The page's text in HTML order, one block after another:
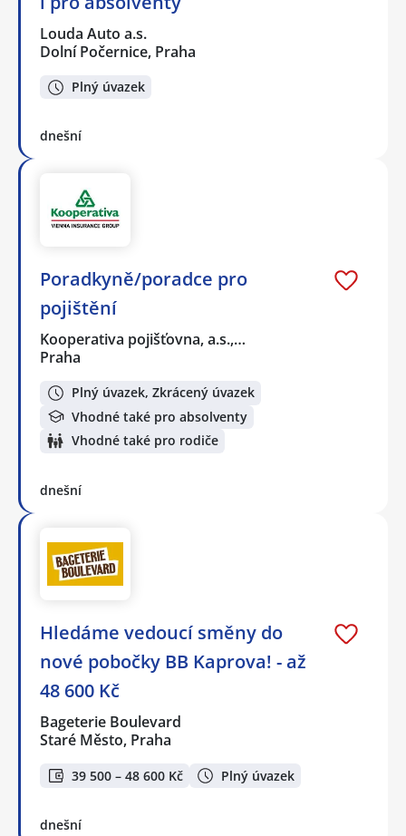
Louda Auto a.s.
Dolní Počernice, Praha
Plný úvazek
dnešní
Poradkyně/poradce pro
pojištění
Kooperativa pojišťovna, a.s.,…
Praha
Plný úvazek, Zkrácený úvazek
Vhodné také pro absolventy
Vhodné také pro rodiče
dnešní
Hledáme vedoucí směny do
nové pobočky BB Kaprova! - až
48 600 Kč
Bageterie Boulevard
Staré Město, Praha
39 500 – 48 600 Kč Plný úvazek
dnešní